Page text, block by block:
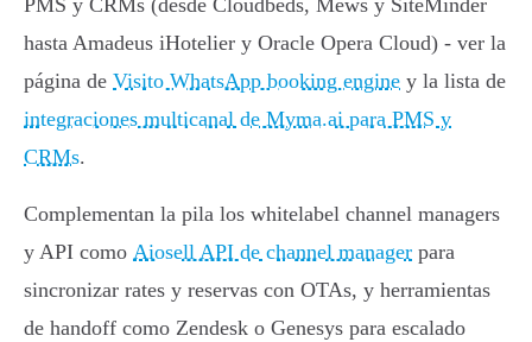
PMS y CRMs (desde Cloudbeds, Mews y SiteMinder
hasta Amadeus iHotelier y Oracle Opera Cloud) - ver la
página de Visito WhatsApp booking engine y la lista de
integraciones multicanal de Myma.ai para PMS y
CRMs.
Complementan la pila los whitelabel channel managers
y API como Aiosell API de channel manager para
sincronizar rates y reservas con OTAs, y herramientas
de handoff como Zendesk o Genesys para escalado